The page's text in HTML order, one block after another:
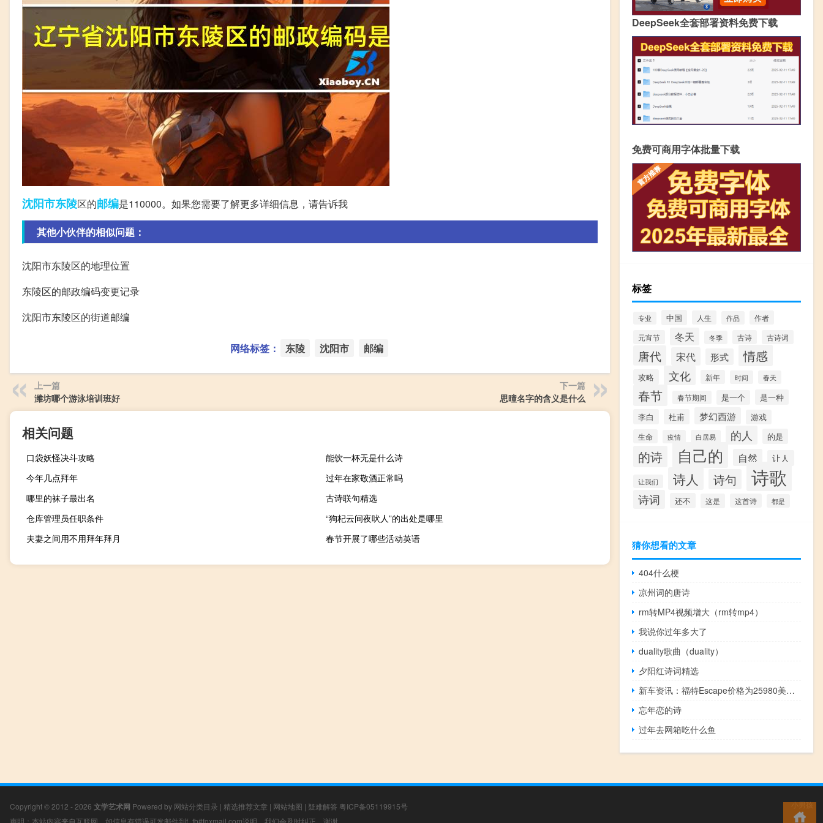
沈阳市东陵区的邮编是110000。如果您需要了解更多详细信息，请告诉我
其他小伙伴的相似问题：
沈阳市东陵区的地理位置
东陵区的邮政编码变更记录
沈阳市东陵区的街道邮编
网络标签： 东陵 沈阳市 邮编
上一篇
潍坊哪个游泳培训班好
下一篇
思曈名字的含义是什么
相关问题
口袋妖怪决斗攻略
能饮一杯无是什么诗
今年几点拜年
过年在家敬酒正常吗
哪里的袜子最出名
古诗联句精选
仓库管理员任职条件
“狗杞云间夜吠人”的出处是哪里
夫妻之间用不用拜年拜月
春节开展了哪些活动英语
DeepSeek全套部署资料免费下载
免费可商用字体批量下载
标签
专业 中国 人生 作品
作者
元宵节
冬天 冬季 古诗 古诗词
唐代 宋代 形式 情感
攻略 文化 新年 时间 春天
春节 春节期间 是一个
是一种
李白
杜甫 梦幻西游 游戏
生命 疫情 白居易 的人 的是
的诗 自己的 自然 让人
让我们 诗人 诗句 诗歌
诗词 还不 这是 这首诗 都是
猜你想看的文章
404什么梗
凉州词的唐诗
rm转MP4视频增大（rm转mp4）
我说你过年多大了
duality歌曲（duality）
夕阳红诗词精选
新车资讯：福特Escape价格为25980美元比之前贵了780美元
忘年恋的诗
过年去网箱吃什么鱼
Copyright © 2012 - 2026 文学艺术网 Powered by 网站分类目录 | 精选推荐文章 | 网站地图 | 疑难解答 粤ICP备05119915号
声明：本站内容来自互联网，如信息有错误可发邮件到f_fb#foxmail.com说明，我们会及时纠正，谢谢
小男孩